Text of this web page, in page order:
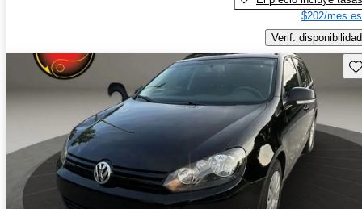
$202/mes
Verif. disponibilidad